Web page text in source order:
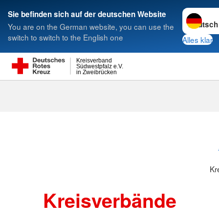
Sie befinden sich auf der deutschen Website
You are on the German website, you can use the
switch to switch to the English one
Sprache
Alles klar
in Zweibrücken
Südwestpfalz e.V.
Kreisverband
Suche
Kreisverbände